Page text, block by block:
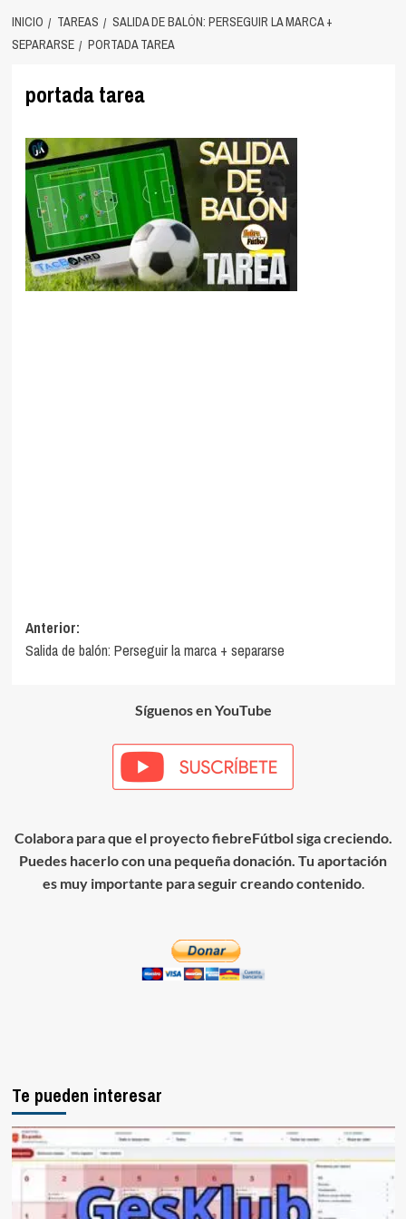
INICIO TAREAS
SALIDA DE BALÓN: PERSEGUIR LA MARCA +
SEPARARSE
PORTADA TAREA
portada tarea
Navegación
de
Anterior:
Salida de balón: Perseguir la marca + separarse
Síguenos en YouTube
Colabora para que el proyecto fiebreFútbol siga creciendo.
Puedes hacerlo con una pequeña donación. Tu aportación
es muy importante para seguir creando contenido.
Te pueden interesar